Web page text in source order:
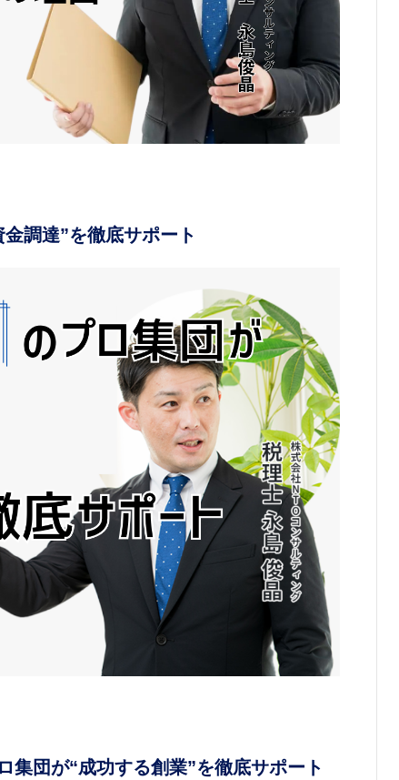
調達”を徹底サポート
集団が“成功する創業”を徹底サポート